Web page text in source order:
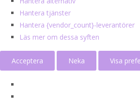
Hantera tjänster
Hantera {vendor_count}-leverantörer
Läs mer om dessa syften
Acceptera Neka Visa